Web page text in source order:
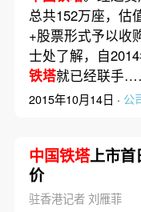
总共152万座，估
+股票形式予以收
士处了解，自
铁塔就已经联手
2015年10月14日 · 公
中国铁塔上市首
价
驻香港记者 刘雁菲